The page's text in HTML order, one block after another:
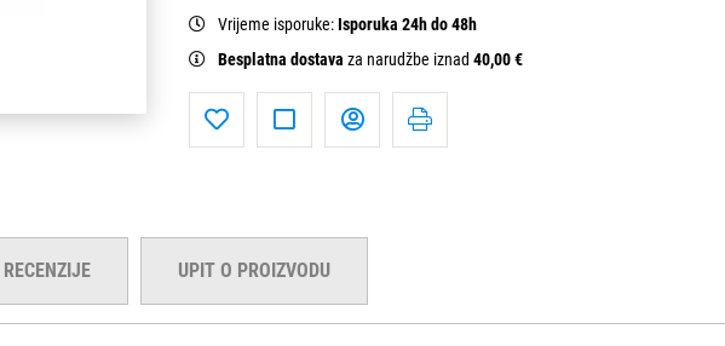
Vrijeme isporuke:Isporuka 24h do 48h
Besplatna dostava za narudžbe iznad 40,00 €
RECENZIJE UPIT O PROIZVODU